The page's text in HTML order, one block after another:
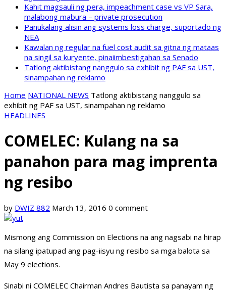
Kahit magsauli ng pera, impeachment case vs VP Sara,
malabong mabura – private prosecution
Panukalang alisin ang systems loss charge, suportado ng
NEA
Kawalan ng regular na fuel cost audit sa gitna ng mataas
na singil sa kuryente, pinaiimbestigahan sa Senado
Tatlong aktibistang nanggulo sa exhibit ng PAF sa UST,
sinampahan ng reklamo
Home NATIONAL NEWS Tatlong aktibistang nanggulo sa
exhibit ng PAF sa UST, sinampahan ng reklamo
HEADLINES
COMELEC: Kulang na sa
panahon para mag imprenta
ng resibo
by DWIZ 882 March 13, 2016 0 comment
Mismong ang Commission on Elections na ang nagsabi na hirap
na silang ipatupad ang pag-iisyu ng resibo sa mga balota sa
May 9 elections.
Sinabi ni COMELEC Chairman Andres Bautista sa panayam ng